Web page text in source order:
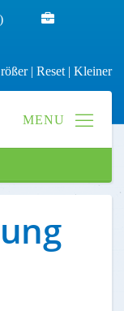
| Reset | Kleiner